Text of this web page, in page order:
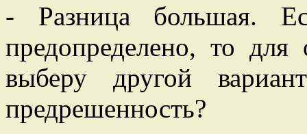
- Разница большая.
предопределено, то
выберу другой
предрешенность?